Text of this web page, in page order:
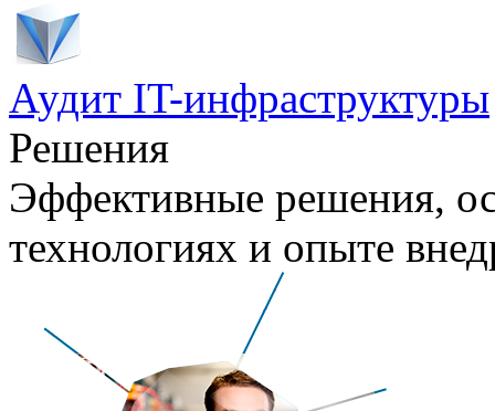
Аудит IT-инфраструктуры
Решения
Эффективные решения,
технологиях и опыте